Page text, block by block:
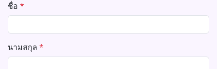
ชื่อ *
นามสกุล *